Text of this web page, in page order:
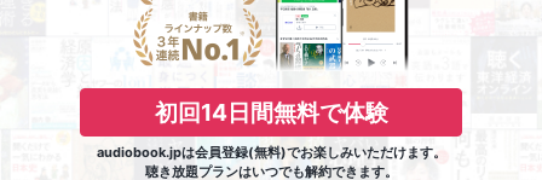
初回14日間無料で体験
audiobook.jpは会員登録(無料)でお楽しみいただけます。
聴き放題プランはいつでも解約できます。